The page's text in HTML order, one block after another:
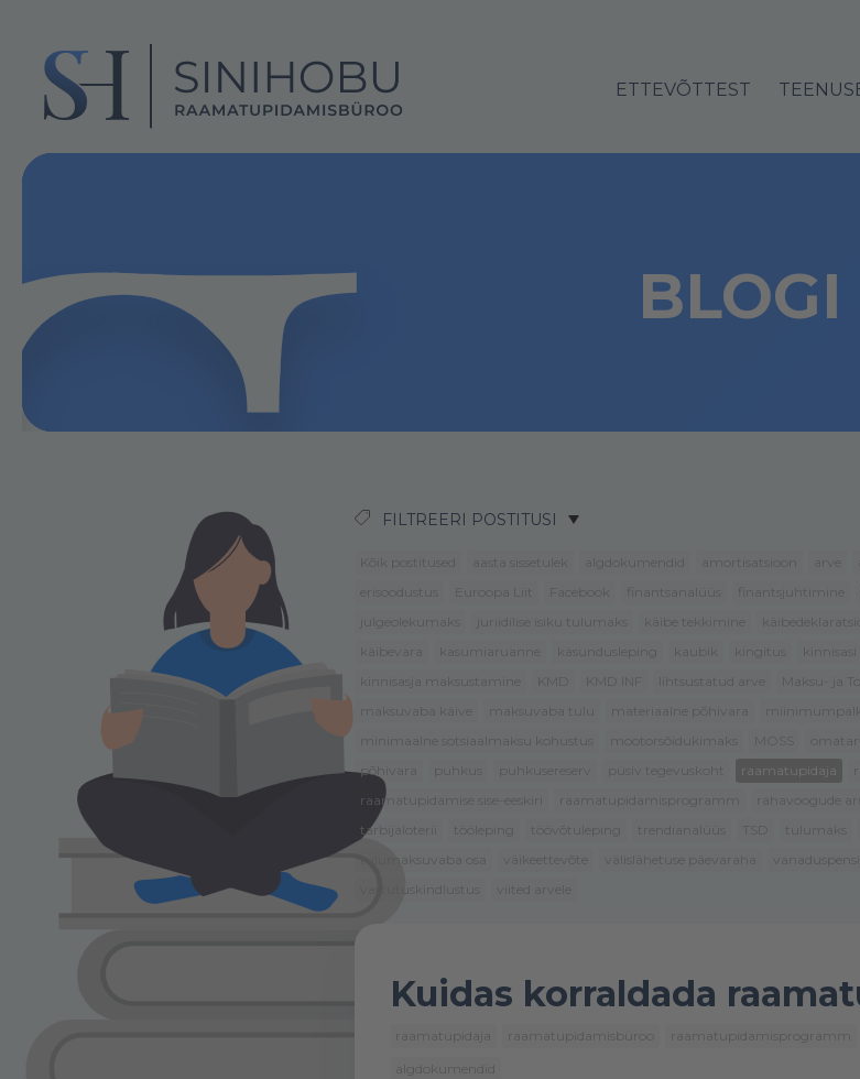
ETTEVÕTTEST
BLOGI
FILTREERI POSTITUSI
Kõik postitused aasta sissetulek algdokumendid amortisatsioon arve
erisoodustus
Euroopa Liit Facebook finantsanalüüs finantsjuhtimine
julgeolekumaks
juriidilise isiku tulumaks käibe tekkimine
käibevara
kasumiaruanne käsundusleping kaubik kingitus kinnisasi
kinnisasja maksustamine
KMD KMD INF lihtsustatud arve Maksu- ja
maksuvaba käive
maksuvaba tulu materiaalne põhivara miinimumpalk
minimaalne sotsiaalmaksu kohustus
mootorsõidukimaks
põhivara
puhkus puhkusereserv püsiv tegevuskoht raamatupidaja
raamatupidamise sise-eeskiri
raamatupidamisprogramm rahavoogude
tarbijaloterii
tööleping töövõtuleping trendianalüüs tulumaks
tulumaksuvaba osa
väikeettevõte välislähetuse päevaraha
vastutuskindlustus
viited arvele
Kuidas korraldada
raamatupidaja raamatupidamisbüroo raamatupidamisprogramm
algdokumendid